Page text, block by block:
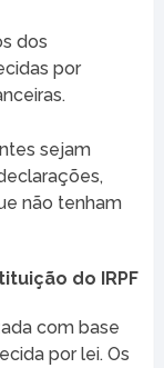
dos
por
sejam
não tenham
do IRPF
com base
por lei. Os